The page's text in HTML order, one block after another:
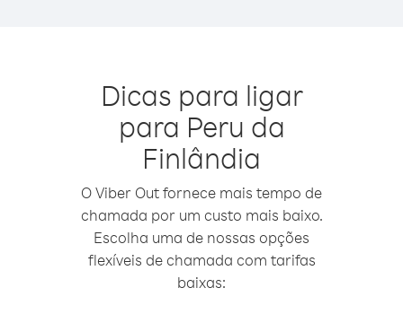
Dicas para ligar
para Peru da
Finlândia
O Viber Out fornece mais tempo de
chamada por um custo mais baixo.
Escolha uma de nossas opções
flexíveis de chamada com tarifas
baixas: